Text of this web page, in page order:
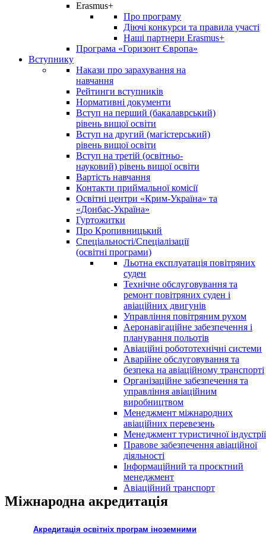
Erasmus+
Про програму
Діючі конкурси та правила участі
Наші партнери Erasmus+
Програма «Горизонт Європа»
Вступнику
Накази про зарахування на
навчання
Рейтинги вступників
Нормативні документи
Вступ на перший (бакалаврський)
рівень вищої освіти
Вступ на другий (магістерський)
рівень вищої освіти
Вступ на третій (освітньо-
науковий) рівень вищої освіти
Вартість навчання
Контакти приймальної комісії
Освітні центри «Крим-Україна» та
«Донбас-Україна»
Гуртожитки
Про Кропивницький
Спеціальності/Спеціалізації
(освітні програми)
Льотна експлуатація повітряних
суден
Технічне обслуговування та
ремонт повітряних суден і
авіаційних двигунів
Управління повітряним рухом
Аеронавігаційне забезпечення і
планування польотів
Авіаційні робототехнічні системи
Аварійне обслуговування та
безпека на авіаційному транспорті
Організаційне забезпечення та
управління авіаційним
виробництвом
Менеджмент міжнародних
авіаційних перевезень
Менеджмент туристичної індустрії
Правове забезпечення авіаційної
діяльності
Інформаційний та проєктний
менеджмент
Авіаційний транспорт
Міжнародна акредитація
Акредитація освітніх програм іноземними